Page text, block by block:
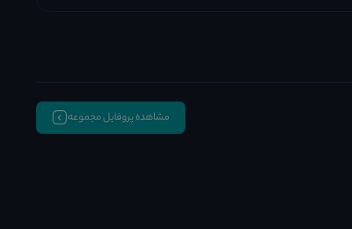
مشاهده پروفایل مجموعه